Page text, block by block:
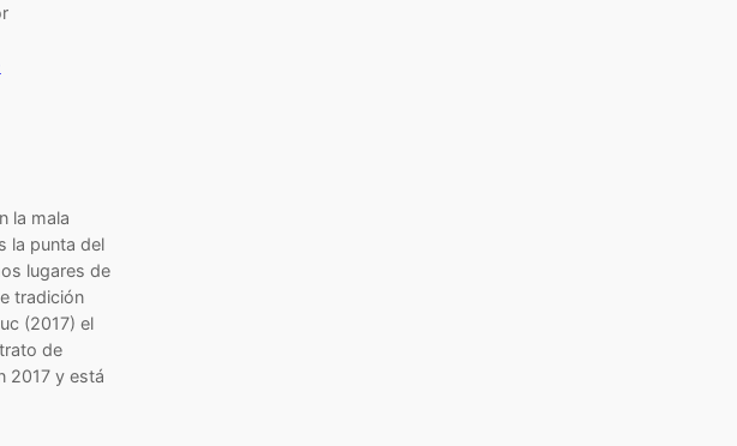
la mala
la punta del
lugares de
tradición
(2017) el
de
2017 y está